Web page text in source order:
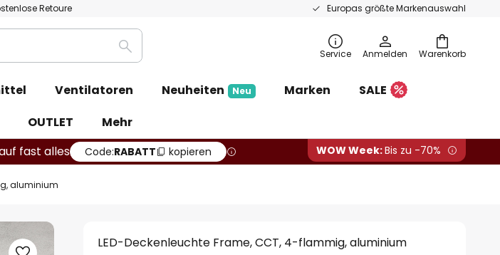
Retoure Europas größte Markenauswahl
Warenkorb
Suche Service Anmelden
Ventilatoren Neuheiten Neu Marken
SALE
OUTLET
Mehr
fast alles Code:RABATT kopieren WOW Week:Bis zu -70%
aluminium
LED-Deckenleuchte Frame, CCT, 4-flammig, aluminium